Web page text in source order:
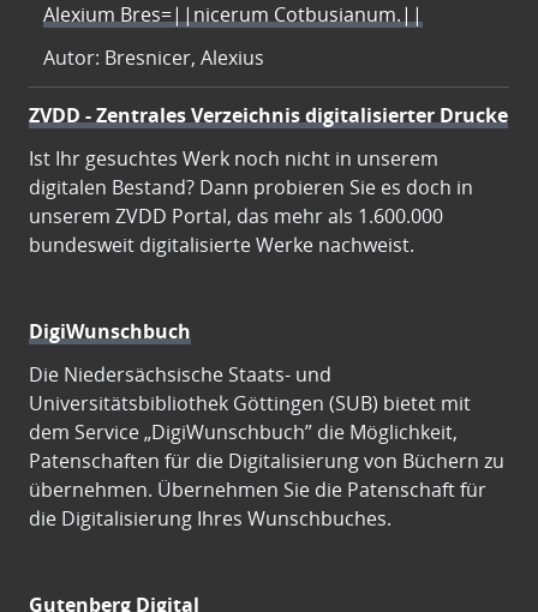
Alexium Bres=||nicerum Cotbusianum.||
Autor: Bresnicer, Alexius
ZVDD - Zentrales Verzeichnis digitalisierter Drucke
Ist Ihr gesuchtes Werk noch nicht in unserem
digitalen Bestand? Dann probieren Sie es doch in
unserem ZVDD Portal, das mehr als 1.600.000
bundesweit digitalisierte Werke nachweist.
DigiWunschbuch
Die Niedersächsische Staats- und
Universitätsbibliothek Göttingen (SUB) bietet mit
dem Service „DigiWunschbuch” die Möglichkeit,
Patenschaften für die Digitalisierung von Büchern zu
übernehmen. Übernehmen Sie die Patenschaft für
die Digitalisierung Ihres Wunschbuches.
Gutenberg Digital